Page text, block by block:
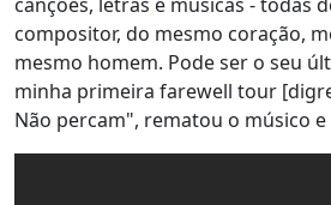
compositor, do mesmo coração,
mesmo homem. Pode ser o seu
minha primeira farewell tour
Não percam", rematou o músico e